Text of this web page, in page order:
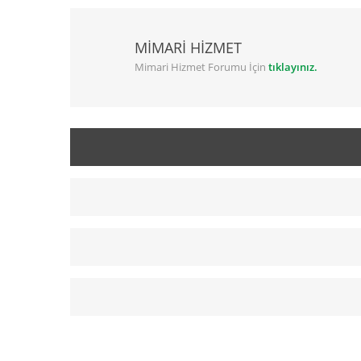
MİMARİ HİZMET
Mimari Hizmet Forumu İçin tıklayınız.